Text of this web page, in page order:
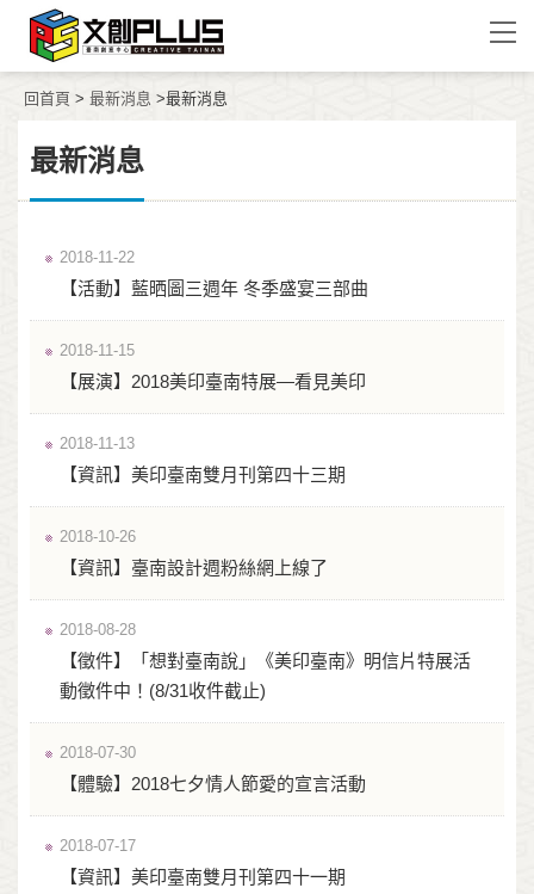
回首頁 > 最新消息 >最新消息
最新消息
2018-11-22
【活動】藍晒圖三週年 冬季盛宴三部曲
2018-11-15
【展演】2018美印臺南特展—看見美印
2018-11-13
【資訊】美印臺南雙月刊第四十三期
2018-10-26
【資訊】臺南設計週粉絲網上線了
2018-08-28
【徵件】「想對臺南說」《美印臺南》明信片特展活
動徵件中！(8/31收件截止)
2018-07-30
【體驗】2018七夕情人節愛的宣言活動
2018-07-17
【資訊】美印臺南雙月刊第四十一期